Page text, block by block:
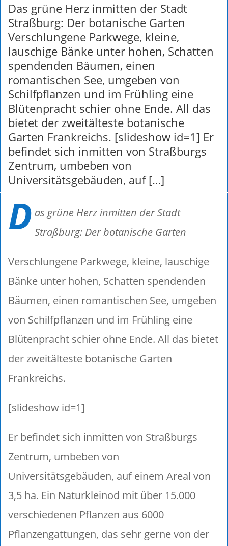
Das grüne Herz inmitten der Stadt
Straßburg: Der botanische Garten
Verschlungene Parkwege, kleine,
lauschige Bänke unter hohen, Schatten
spendenden Bäumen, einen
romantischen See, umgeben von
Schilfpflanzen und im Frühling eine
Blütenpracht schier ohne Ende. All das
bietet der zweitälteste botanische
Garten Frankreichs. [slideshow id=1] Er
befindet sich inmitten von Straßburgs
Zentrum, umbeben von
Universitätsgebäuden, auf […]
D as grüne Herz inmitten der Stadt
Straßburg: Der botanische Garten
Verschlungene Parkwege, kleine, lauschige
Bänke unter hohen, Schatten spendenden
Bäumen, einen romantischen See, umgeben
von Schilfpflanzen und im Frühling eine
Blütenpracht schier ohne Ende. All das bietet
der zweitälteste botanische Garten
Frankreichs.
[slideshow id=1]
Er befindet sich inmitten von Straßburgs
Zentrum, umbeben von
Universitätsgebäuden, auf einem Areal von
3,5 ha. Ein Naturkleinod mit über 15.000
verschiedenen Pflanzen aus 6000
Pflanzengattungen, das sehr gerne von der